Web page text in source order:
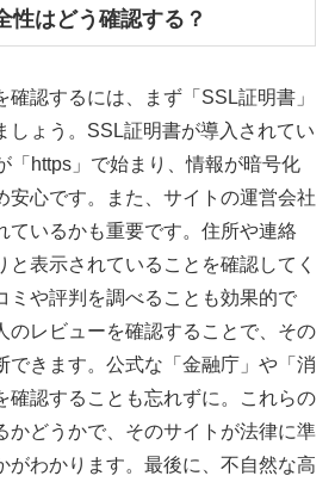
性はどう確認する？
認するには、まず「SSL証明書」
しょう。SSL証明書が導入されてい
「https」で始まり、情報が暗号化
安心です。また、サイトの運営会社
ているかも重要です。住所や連絡
と表示されていることを確認してく
ミや評判を調べることも効果的で
のレビューを確認することで、その
できます。公式な「金融庁」や「消
確認することも忘れずに。これらの
かどうかで、そのサイトが法律に準
がわかります。最後に、不自然な高